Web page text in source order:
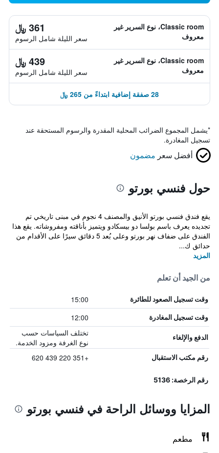
Classic room، نوع السرير غير
معروف
361 ﷼
سعر الليلة شامل الرسوم
Classic room، نوع السرير غير
معروف
439 ﷼
سعر الليلة شامل الرسوم
28 صفقة إضافية ابتداءً من 265 ﷼
*يشمل المجموع الضرائب المحلية المقدرة والرسوم المستحقة عند
تسجيل المغادرة.
أفضل سعر مضمون
حول فنسي بورتو
يقع فندق فنسي بورتو الأنيق والمصنف 4 نجوم في مبنى تاريخي تم
تجديده يعرف باسم بولسا دو بيسكادو ويتميز بأناقته ومفروشاته. يقع هذا
الفندق على ضفاف نهر بورتو وعلى بُعد 5 دقائق سيرًا على الأقدام من
حدائق ك...
المزيد
من الجيد أن تعلم
وقت تسجيل الصعود للطائرة 15:00
وقت تسجيل المغادرة 12:00
الدفع والإلغاء
تختلف السياسات حسب
نوع الغرفة ومزود الخدمة.
رقم مكتب الاستقبال +351 220 439 620
رقم الرخصة: 5136
المزايا ووسائل الراحة في فنسي بورتو
مطعم